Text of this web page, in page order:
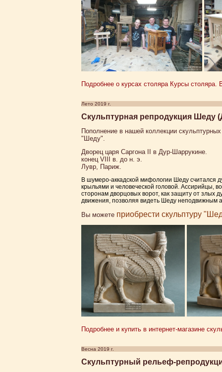
Подробнее о курсах столяра Курсы столяра.
Лето 2019 г.
Скульптурная репродукция Шеду
Пополнение в нашей коллекции
"Шеду".
Дворец царя Саргона II в Дур-Шаррукине.
конец VIII в. до н. э.
Лувр, Париж.
В шумеро-аккадской мифологии Шеду считался
крыльями и человеческой головой. Ассирийцы,
сторонам дворцовых ворот, как защиту от злых
движения, позволяя видеть Шеду неподвижным
Вы можете приобрести скульптуру
Подробнее и купить в интернет-магазине
Весна 2019 г.
Скульптурный рельеф-